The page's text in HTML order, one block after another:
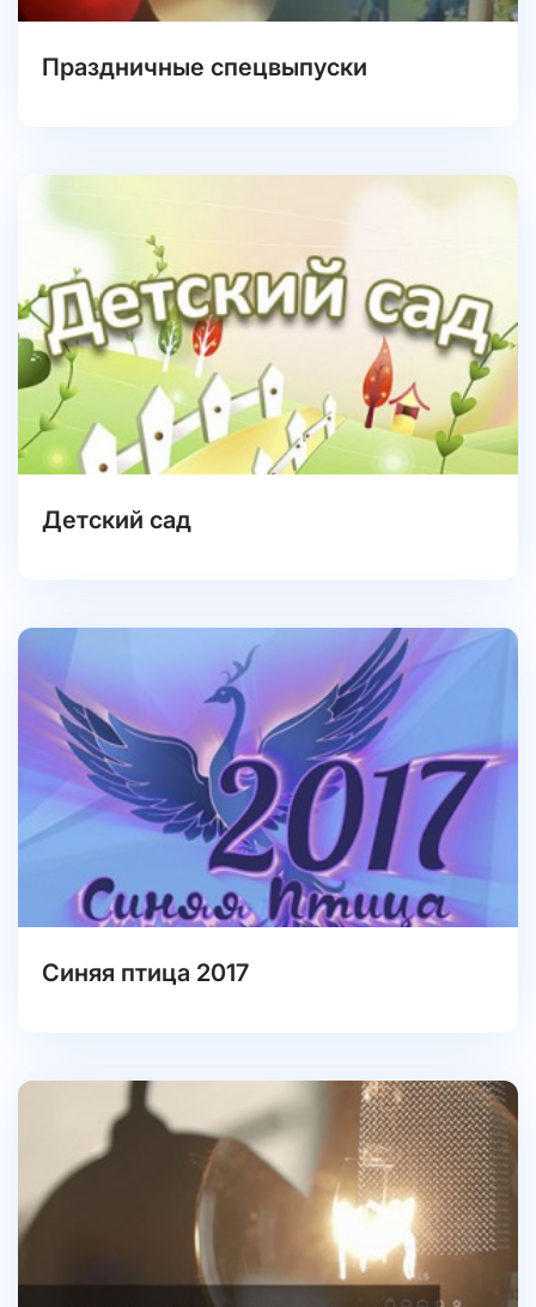
Праздничные спецвыпуски
Детский сад
Синяя птица 2017